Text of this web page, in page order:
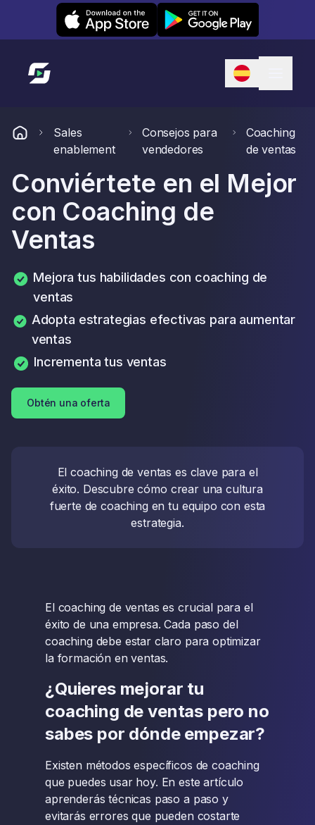
Leexi on iOS Leexi on Android
Enlace a la página de inicio
Sales
enablement
Consejos para
vendedores
Coaching
de ventas
Conviértete en el Mejor
con Coaching de
Ventas
Mejora tus habilidades con coaching de
ventas
Adopta estrategias efectivas para aumentar
ventas
Incrementa tus ventas
Obtén una oferta
El coaching de ventas es clave para el
éxito. Descubre cómo crear una cultura
fuerte de coaching en tu equipo con esta
estrategia.
El coaching de ventas es crucial para el
éxito de una empresa. Cada paso del
coaching debe estar claro para optimizar
la formación en ventas.
¿Quieres mejorar tu
coaching de ventas pero no
sabes por dónde empezar?
Existen métodos específicos de coaching
que puedes usar hoy. En este artículo
aprenderás técnicas paso a paso y
evitarás errores que pueden costarte